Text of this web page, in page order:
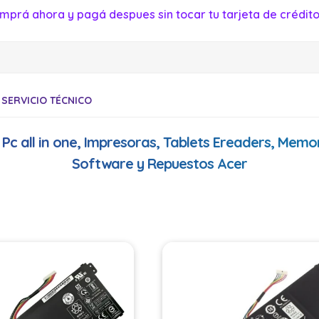
ahora y pagá despues sin tocar tu tarjeta de
SERVICIO TÉCNICO
all in one, Impresoras, Tablets Ereaders,
Software y Repuestos Acer